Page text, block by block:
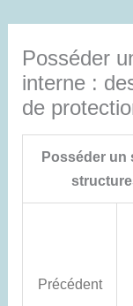
Posséder
interne :
de
Posséder un
Précédent